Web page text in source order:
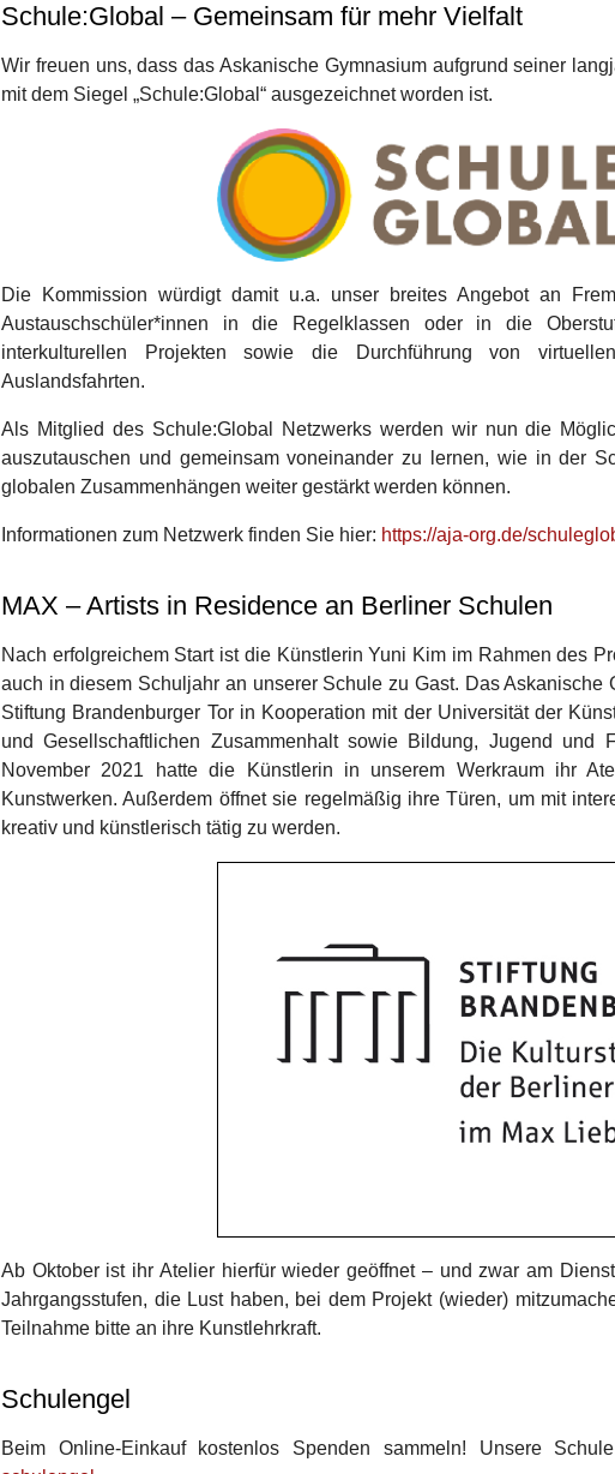
Schule:Global – Gemeinsam für mehr Vielfalt
Wir freuen uns, dass das Askanische Gymnasium aufgrund seiner
mit dem Siegel „Schule:Global“ ausgezeichnet worden ist.
Die Kommission würdigt damit u.a. unser breites Angebot an
Austauschschüler*innen in die Regelklassen oder in die
interkulturellen Projekten sowie die Durchführung von
Auslandsfahrten.
Als Mitglied des Schule:Global Netzwerks werden wir nun die
auszutauschen und gemeinsam voneinander zu lernen, wie in der
globalen Zusammenhängen weiter gestärkt werden können.
Informationen zum Netzwerk finden Sie hier: https://aja-org.de/
MAX – Artists in Residence an Berliner Schulen
Nach erfolgreichem Start ist die Künstlerin Yuni Kim im Rahmen des
auch in diesem Schuljahr an unserer Schule zu Gast. Das
Stiftung Brandenburger Tor in Kooperation mit der Universität der
und Gesellschaftlichen Zusammenhalt sowie Bildung, Jugend
November 2021 hatte die Künstlerin in unserem Werkraum ihr
Kunstwerken. Außerdem öffnet sie regelmäßig ihre Türen, um mit
kreativ und künstlerisch tätig zu werden.
Ab Oktober ist ihr Atelier hierfür wieder geöffnet – und zwar am
Jahrgangsstufen, die Lust haben, bei dem Projekt (wieder)
Teilnahme bitte an ihre Kunstlehrkraft.
Schulengel
Beim Online-Einkauf kostenlos Spenden sammeln! Unsere